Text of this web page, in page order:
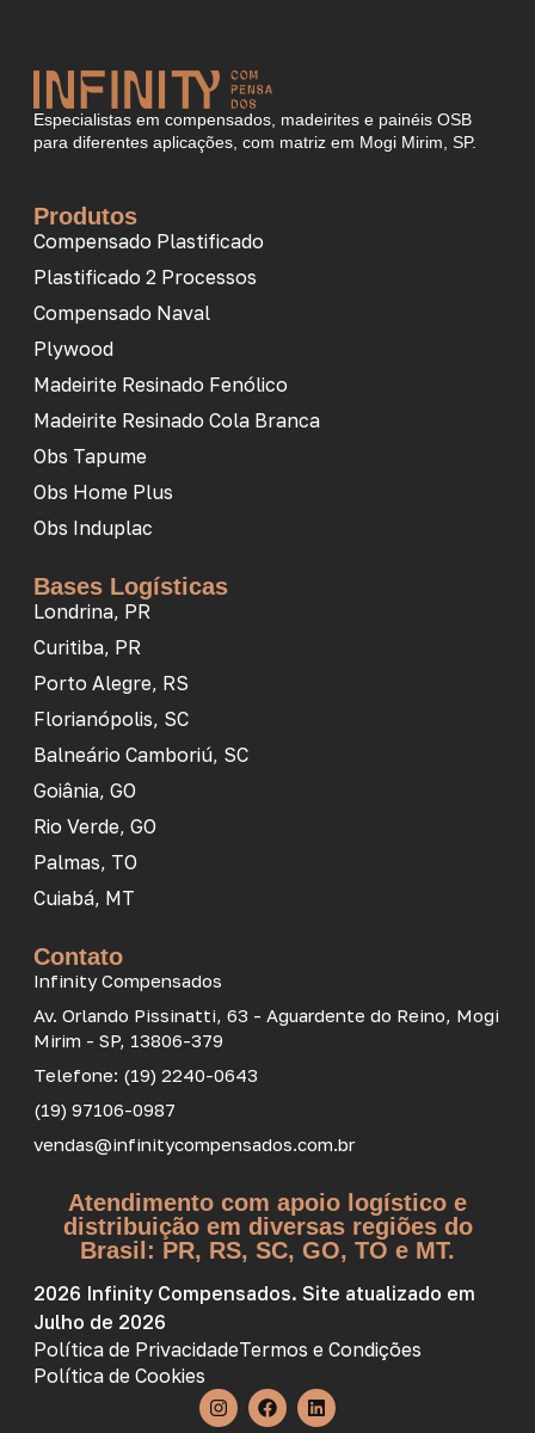
Especialistas em compensados, madeirites e painéis OSB
para diferentes aplicações, com matriz em Mogi Mirim, SP.
Produtos
Compensado Plastificado
Plastificado 2 Processos
Compensado Naval
Plywood
Madeirite Resinado Fenólico
Madeirite Resinado Cola Branca
Obs Tapume
Obs Home Plus
Obs Induplac
Bases Logísticas
Londrina, PR
Curitiba, PR
Porto Alegre, RS
Florianópolis, SC
Balneário Camboriú, SC
Goiânia, GO
Rio Verde, GO
Palmas, TO
Cuiabá, MT
Contato
Infinity Compensados
Av. Orlando Pissinatti, 63 - Aguardente do Reino, Mogi
Mirim - SP, 13806-379
Telefone: (19) 2240-0643
(19) 97106-0987
vendas@infinitycompensados.com.br
Atendimento com apoio logístico e
distribuição em diversas regiões do
Brasil: PR, RS, SC, GO, TO e MT.
2026 Infinity Compensados. Site atualizado em
Julho de 2026
Política de PrivacidadeTermos e Condições
Política de Cookies